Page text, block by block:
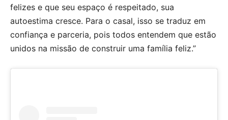
felizes e que seu espaço é respeitado, sua
autoestima cresce. Para o casal, isso se traduz em
confiança e parceria, pois todos entendem que estão
unidos na missão de construir uma família feliz.”